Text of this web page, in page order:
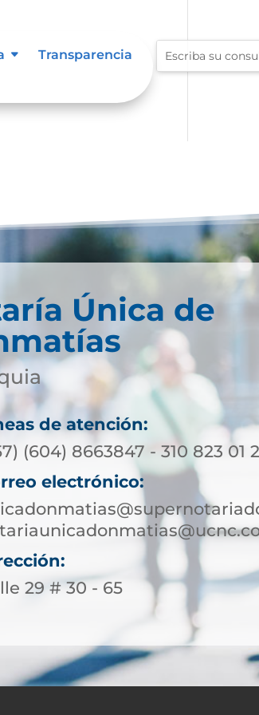
Transparencia
Única de
de atención:
(604) 8663847 - 310 823 01
electrónico:
29 # 30 - 65